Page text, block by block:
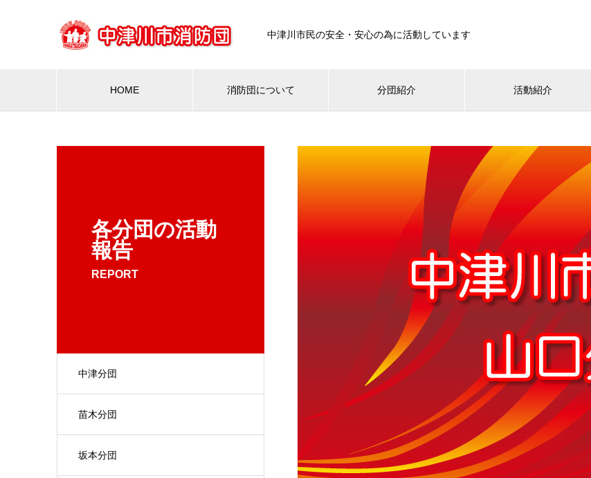
中津川市民の安全・安心の為に活動しています
HOME 消防団について 分団紹介 活動紹介
各分団の活動
報告
REPORT
中津分団
苗木分団
坂本分団